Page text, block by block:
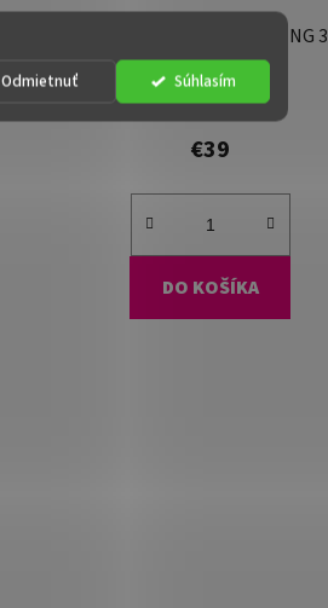
Odmietnuť Súhlasím
Regál na hračky - DARLING 3
Dostupné(>15 ks)
€39
DO KOŠÍKA